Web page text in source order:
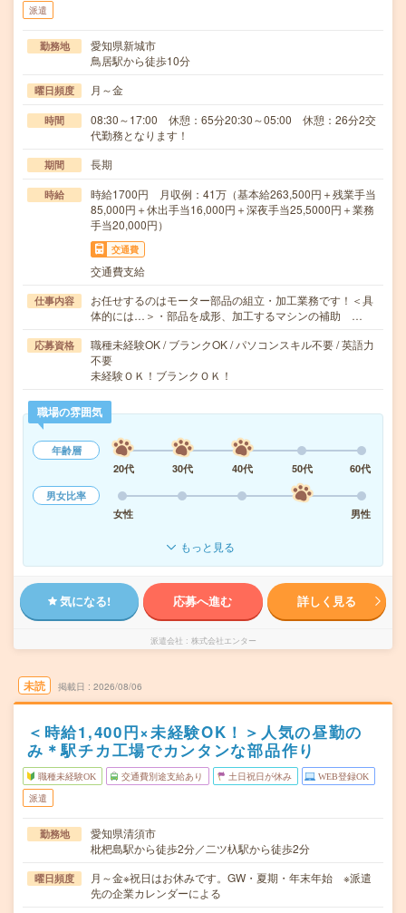
派遣
勤務地
愛知県新城市
鳥居駅から徒歩10分
曜日頻度 月～金
時間
08:30～17:00 休憩：65分20:30～05:00 休憩：26分2交
代勤務となります！
期間 長期
時給
時給1700円 月収例：41万（基本給263,500円＋残業手当
85,000円＋休出手当16,000円＋深夜手当25,5000円＋業務
手当20,000円）
交通費
交通費支給
仕事内容
お任せするのはモーター部品の組立・加工業務です！＜具
体的には…＞・部品を成形、加工するマシンの補助 …
応募資格
職種未経験OK / ブランクOK / パソコンスキル不要 / 英語力
不要
未経験ＯＫ！ブランクＯＫ！
職場の雰囲気
年齢層
20代
30代 40代 50代
60代
男女比率
女性
男性
もっと見る
気になる! 応募へ進む 詳しく見る
派遣会社 株式会社エンター
未読 掲載日 2026/08/06
＜時給1,400円×未経験OK！＞人気の昼勤の
み＊駅チカ工場でカンタンな部品作り
職種未経験OK 交通費別途支給あり 土日祝日が休み WEB登録OK
派遣
勤務地
愛知県清須市
枇杷島駅から徒歩2分／二ツ杁駅から徒歩2分
曜日頻度
月～金※祝日はお休みです。GW・夏期・年末年始 ※派遣
先の企業カレンダーによる